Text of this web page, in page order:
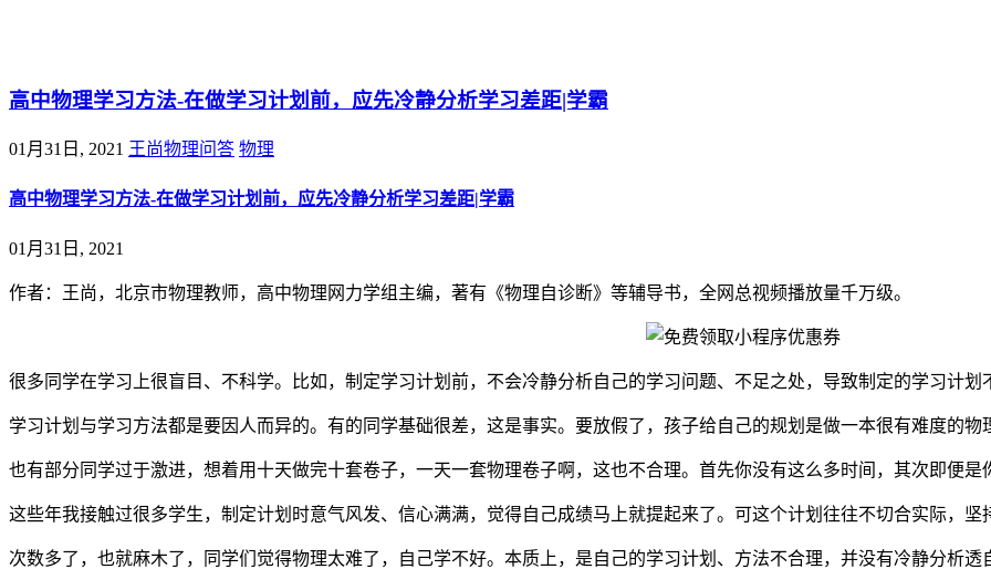
高中物理学习方法-在做学习计划前，应先冷静分析学习差距|学霸
01月31日, 2021 王尚物理问答 物理
高中物理学习方法-在做学习计划前，应先冷静分析学习差距|学霸
01月31日, 2021
作者：王尚，北京市物理教师，高中物理网力学组主编，著有《物理自诊断》等辅导书，全网总视频播放量千万级。
很多同学在学习上很盲目、不科学。比如，制定学习计划前，不会冷静分析自己的学习问题、不足之处，导致制定的学习计划
学习计划与学习方法都是要因人而异的。有的同学基础很差，这是事实。要放假了，孩子给自己的规划是做一本很有难度的
也有部分同学过于激进，想着用十天做完十套卷子，一天一套物理卷子啊，这也不合理。首先你没有这么多时间，其次即便
这些年我接触过很多学生，制定计划时意气风发、信心满满，觉得自己成绩马上就提起来了。可这个计划往往不切合实际，坚
次数多了，也就麻木了，同学们觉得物理太难了，自己学不好。本质上，是自己的学习计划、方法不合理，并没有冷静分析